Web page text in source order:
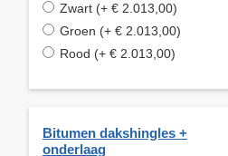
Zwart (+ € 2.013,00)
Groen (+ € 2.013,00)
Rood (+ € 2.013,00)
Bitumen dakshingles +
onderlaag